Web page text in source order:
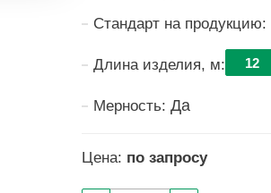
Стандарт на продукцию:
Длина изделия, м: 12
Мерность: Да
Цена: по запросу